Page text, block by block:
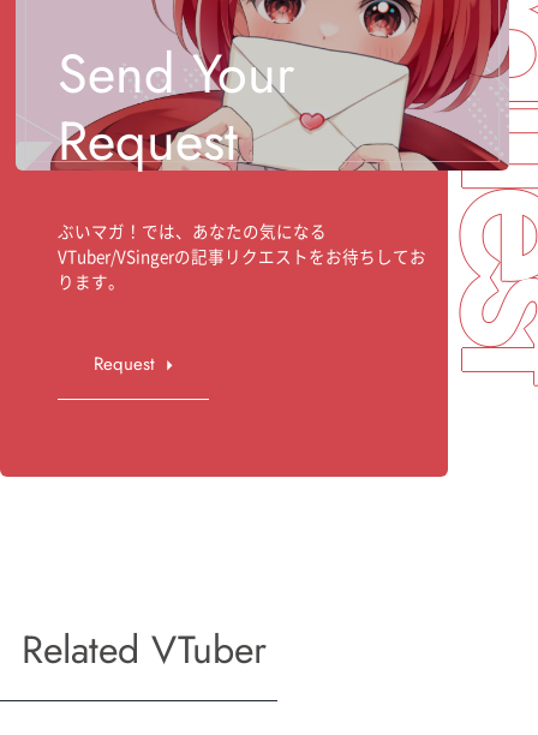
Send Your
Request
ぶいマガ！では、あなたの気になる
VTuber/VSingerの記事リクエストをお待ちしてお
ります。
Request
Related VTuber